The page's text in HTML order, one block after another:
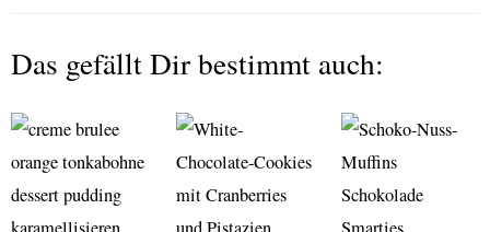
Das gefällt Dir bestimmt auch: